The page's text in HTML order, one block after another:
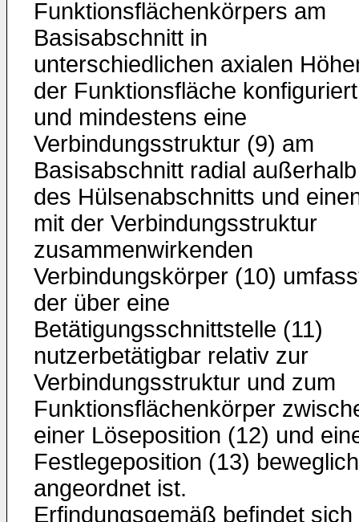
Funktionsflächenkörpers am
Basisabschnitt in
unterschiedlichen axialen
der Funktionsfläche
und mindestens eine
Verbindungsstruktur (9) am
Basisabschnitt radial außerhalb
des Hülsenabschnitts und
mit der Verbindungsstruktur
zusammenwirkenden
Verbindungskörper (10)
der über eine
Betätigungsschnittstelle (11)
nutzerbetätigbar relativ zur
Verbindungsstruktur und zum
Funktionsflächenkörper
einer Löseposition (12) und
Festlegeposition (13) beweglich
angeordnet ist.
Erfindungsgemäß befindet sich